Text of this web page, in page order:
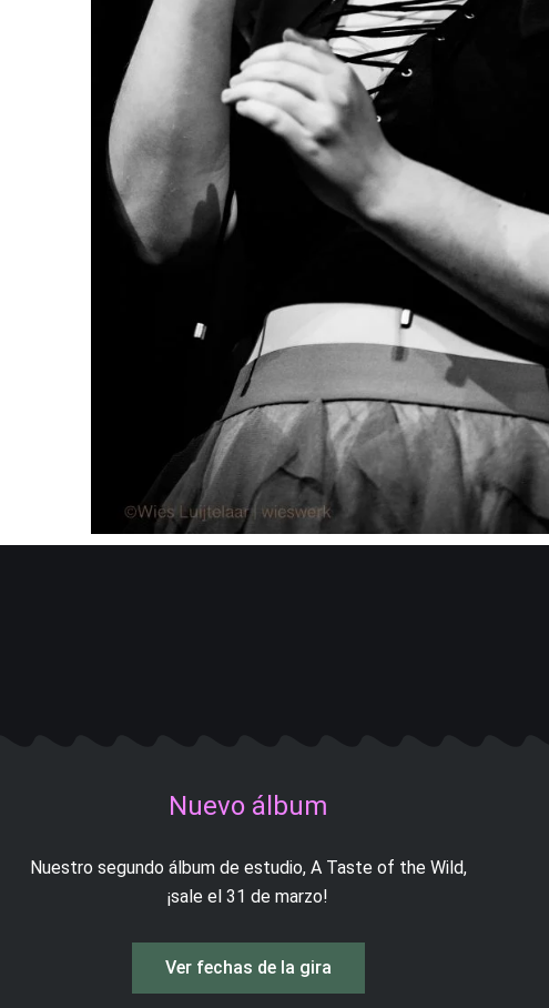
Nuevo álbum
Nuestro segundo álbum de estudio, A Taste of the Wild,
¡sale el 31 de marzo!